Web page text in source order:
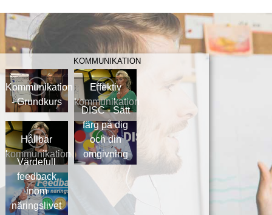
KOMMUNIKATION
Kommunikation
- Grundkurs
Effektiv
kommunikation
Hållbar
kommunikation
DISC - Sätt
färg på dig
och din
omgivning
Värdefull
feedback
inom
näringslivet